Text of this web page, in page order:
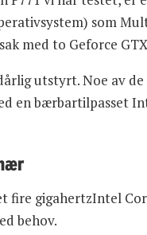
som
med to Geforce
utstyrt. Noe av
en bærbartilpasset
fire gigahertzIntel
behov.